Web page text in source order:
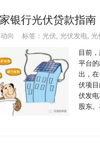
银行光伏贷款指南
向 标签： 光伏, 光伏发电, 光
目前
平台
出，
伏项
伏发
股东